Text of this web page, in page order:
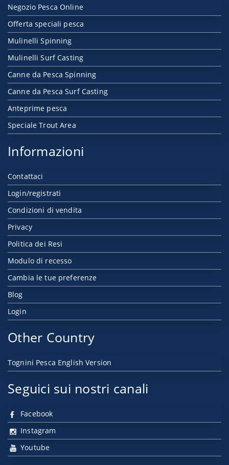
Negozio Pesca Online
Offerta speciali pesca
Mulinelli Spinning
Mulinelli Surf Casting
Canne da Pesca Spinning
Canne da Pesca Surf Casting
Anteprime pesca
Speciale Trout Area
Informazioni
Contattaci
Login/registrati
Condizioni di vendita
Privacy
Politica dei Resi
Modulo di recesso
Cambia le tue preferenze
Blog
Login
Other Country
Tognini Pesca English Version
Seguici sui nostri canali
Facebook
Instagram
Youtube